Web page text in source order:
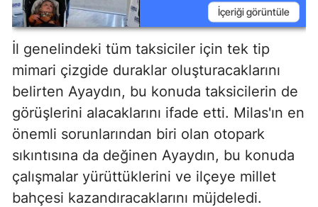
İçeriği görüntüle
İl genelindeki tüm taksiciler için tek tip
mimari çizgide duraklar oluşturacaklarını
belirten Ayaydın, bu konuda taksicilerin de
görüşlerini alacaklarını ifade etti. Milas'ın en
önemli sorunlarından biri olan otopark
sıkıntısına da değinen Ayaydın, bu konuda
çalışmalar yürüttüklerini ve ilçeye millet
bahçesi kazandıracaklarını müjdeledi.